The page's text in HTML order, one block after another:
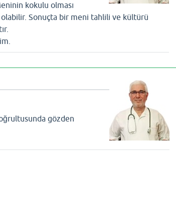
kokulu olması
olabilir. Sonuçta bir meni tahlili ve kültürü
gözden